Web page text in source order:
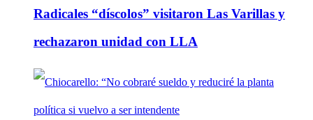
Radicales “díscolos” visitaron Las Varillas y
rechazaron unidad con LLA